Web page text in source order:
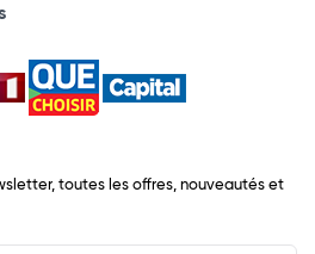
toutes les offres, nouveautés et